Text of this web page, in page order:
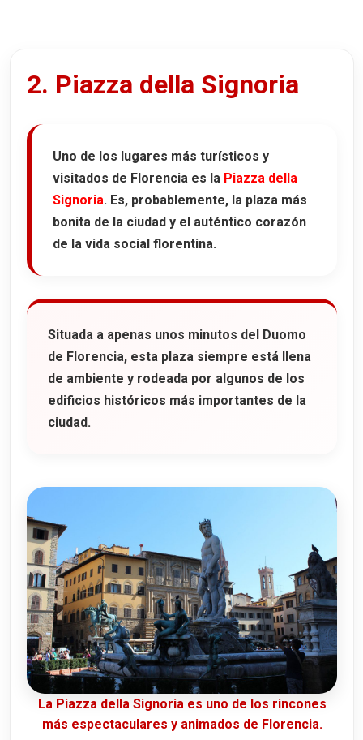
2. Piazza della Signoria
Uno de los lugares más turísticos y
visitados de Florencia es la Piazza della
Signoria. Es, probablemente, la plaza más
bonita de la ciudad y el auténtico corazón
de la vida social florentina.
Situada a apenas unos minutos del Duomo
de Florencia, esta plaza siempre está llena
de ambiente y rodeada por algunos de los
edificios históricos más importantes de la
ciudad.
La Piazza della Signoria es uno de los rincones
más espectaculares y animados de Florencia.